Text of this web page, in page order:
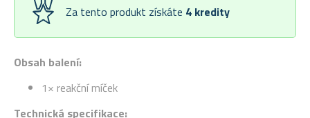
Obsah balení:
1× reakční míček
Technická specifikace:
Za tento produkt získáte 4 kredity